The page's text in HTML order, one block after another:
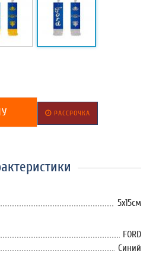
РАССРОЧКА
5х15см
FORD
Синий